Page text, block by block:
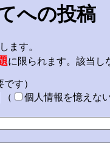
への投稿
ます。
に限られます。該当し
す）
（
個人情報を憶えな